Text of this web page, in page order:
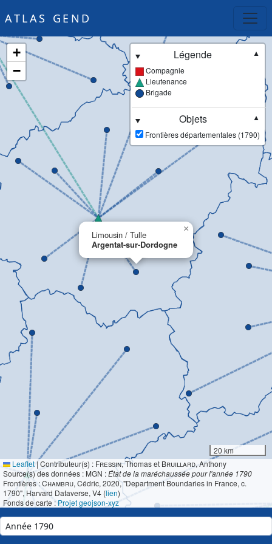
ATLAS GEND
Limousin / Tulle
Argentat-sur-Dordogne
×
+
−
Légende
▼
Compagnie
Lieutenance
Brigade
Objets
▼
Frontières départementales (1790)
20 km
Leaflet | Contributeur(s) : Fressin, Thomas et Bruillard, Anthony
Source(s) des données : MGN :État de la maréchaussée pour l'année 1790
Frontières :Chambru, Cédric, 2020, "Department Boundaries in France, c.
1790", Harvard Dataverse, V4 (lien)
Fonds de carte : Projet geojson-xyz